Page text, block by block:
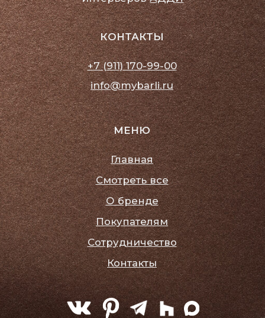
Политика конфиденциальности